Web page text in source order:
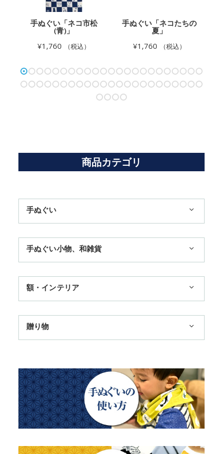
手ぬぐい「ネコ市松
(青)」
¥1,760 （税込）
手ぬぐい「ネコたちの
夏」
¥1,760 （税込）
商品カテゴリ
手ぬぐい
3,300円まで
11,000円まで
季節のおすすめ
浮世絵・名画名作・古典
干支・富士・招福・縁起物
手ぬぐい小物、和雑貨
扇子
トートバッグ
チーフ・風呂敷
ステーショナリー
額・インテリア
TokyoTokyo選定商品
タペストリー・掛軸・パネル額
のれん
贈り物
母の日ギフト
父の日ギフト